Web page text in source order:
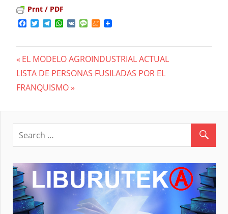
Prnt / PDF
Facebook
TwitterTelegram
WhatsApp
VK MessageMeneame
Navegación
de
entradas
Previous
Post:
EL MODELO AGROINDUSTRIAL ACTUAL
Next
Post:
LISTA DE PERSONAS FUSILADAS POR EL
FRANQUISMO